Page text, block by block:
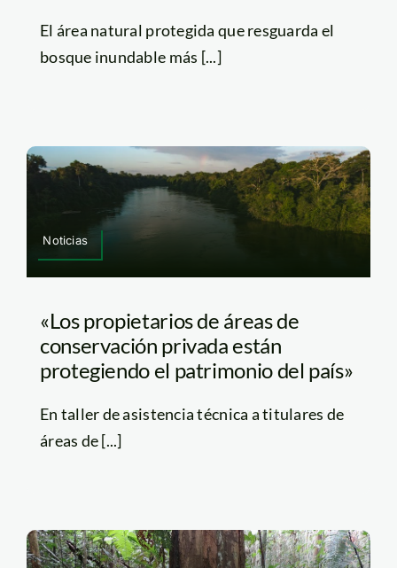
El área natural protegida que resguarda el
bosque inundable más [...]
Noticias
«Los propietarios de áreas de
conservación privada están
protegiendo el patrimonio del país»
En taller de asistencia técnica a titulares de
áreas de [...]